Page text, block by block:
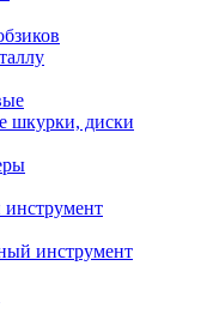
шкурки, диски
инструмент
инструмент